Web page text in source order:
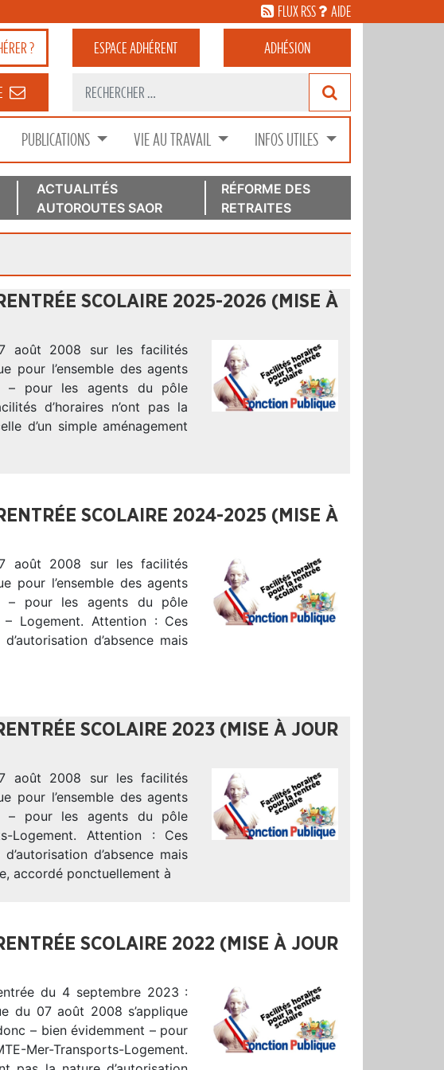
FLUX RSS AIDE
? ESPACEADHÉRENT ADHÉSION
PUBLICATIONS VIE AU TRAVAIL INFOS UTILES
ACTUALITÉS
AUTOROUTES SAOR
RÉFORME DES
RETRAITES
SCOLAIRE 2025-2026 (MISE À
août 2008 sur les facilités
pour l’ensemble des agents
– pour les agents du pôle
d’horaires n’ont pas la
d’un simple aménagement
SCOLAIRE 2024-2025 (MISE À
août 2008 sur les facilités
pour l’ensemble des agents
– pour les agents du pôle
– Logement. Attention : Ces
d’absence mais
SCOLAIRE 2023 (MISE À JOUR
août 2008 sur les facilités
pour l’ensemble des agents
– pour les agents du pôle
Logement. Attention : Ces
d’absence mais
accordé ponctuellement à
SCOLAIRE 2022 (MISE À JOUR
du 4 septembre 2023 :
du 07 août 2008 s’applique
– bien évidemment – pour
Mer-Transports-Logement.